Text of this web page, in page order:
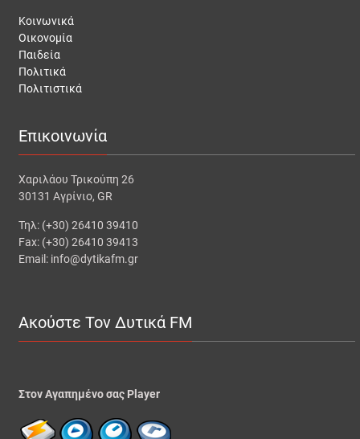
Κοινωνικά
Οικονομία
Παιδεία
Πολιτικά
Πολιτιστικά
Επικοινωνία
Χαριλάου Τρικούπη 26
30131 Αγρίνιο, GR
Τηλ: (+30) 26410 39410
Fax: (+30) 26410 39413
Email: info@dytikafm.gr
Ακούστε Τον Δυτικά FM
Στον Αγαπημένο σας Player